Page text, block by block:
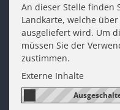
An dieser Stelle finden
Landkarte, welche
ausgeliefert wird. Um
müssen Sie der
zustimmen.
Externe Inhalte